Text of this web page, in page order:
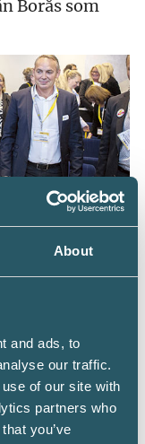
About
and ads, to
our traffic.
of our site with
partners who
you’ve
Borås som
en tid av ett år
föreslagen,
sade ja till.
ett år kvar
som
Gustafsson
från Srf